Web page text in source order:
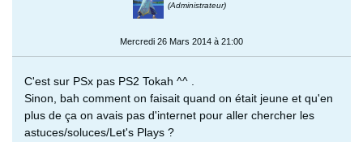
(Administrateur)
Mercredi 26 Mars 2014 à 21:00
C'est sur PSx pas PS2 Tokah ^^ .
Sinon, bah comment on faisait quand on était jeune et qu'en
plus de ça on avais pas d'internet pour aller chercher les
astuces/soluces/Let's Plays ?